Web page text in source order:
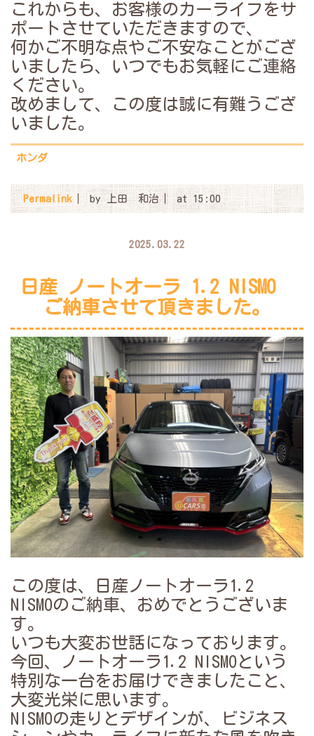
これからも、お客様のカーライフをサ
ポートさせていただきますので、
何かご不明な点やご不安なことがござ
いましたら、いつでもお気軽にご連絡
ください。
改めまして、この度は誠に有難うござ
いました。
ホンダ
Permalink by 上田 和治 at 15:00
2025.03.22
日産 ノートオーラ 1.2 NISMO
ご納車させて頂きました。
この度は、日産ノートオーラ1.2
NISMOのご納車、おめでとうございま
す。
いつも大変お世話になっております。
今回、
ノートオーラ1.2 NISMOという
特別な一台をお届けできましたこと、
大変光栄に思います。
NISMOの走りとデザインが、ビジネス